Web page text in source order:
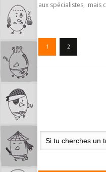
aux spécialistes, mais
1 2